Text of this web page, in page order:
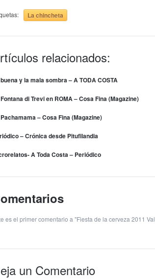
La chincheta
relacionados:
y la mala sombra – A TODA COSTA
di Trevi en ROMA – Cosa Fina (Magazine)
– Cosa Fina (Magazine)
– Crónica desde Pitufilandia
A Toda Costa – Periódico
es el primer comentario a "Fiesta de la cerveza 2011
un Comentario